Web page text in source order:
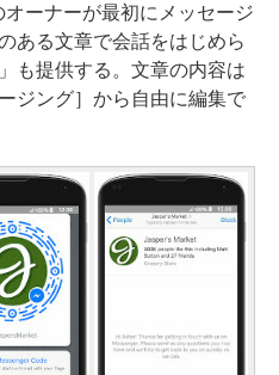
ーナーが最初にメッセージ
ある文章で会話をはじめら
も提供する。文章の内容は
ジング］から自由に編集で